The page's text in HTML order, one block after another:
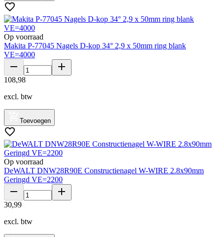
Op voorraad
Makita P-77045 Nagels D-kop 34° 2,9 x 50mm ring blank
VE=4000
108,98
excl. btw
Toevoegen
Op voorraad
DeWALT DNW28R90E Constructienagel W-WIRE 2.8x90mm
Geringd VE=2200
30,99
excl. btw